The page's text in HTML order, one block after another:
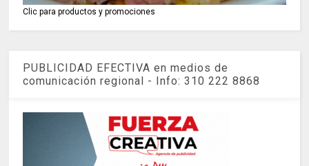
Clic para productos y promociones
PUBLICIDAD EFECTIVA en medios de
comunicación regional - Info: 310 222 8868